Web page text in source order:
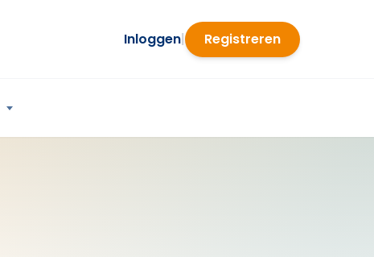
Inloggen| Registreren